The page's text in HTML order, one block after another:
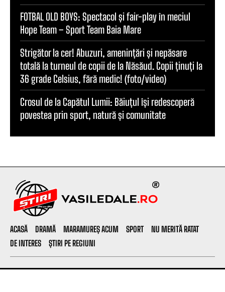
FOTBAL OLD BOYS: Spectacol și fair-play în meciul
Hope Team – Sport Team Baia Mare
Strigător la cer! Abuzuri, amenințări și nepăsare
totală la turneul de copii de la Năsăud. Copii ținuți la
36 grade Celsius, fără medic! (foto/video)
Crosul de la Capătul Lumii: Băiuțul își redescoperă
povestea prin sport, natură și comunitate
ACASĂ DRAMĂ MARAMUREȘ ACUM SPORT
NU MERITĂ RATAT
DE INTERES
ȘTIRI PE REGIUNI